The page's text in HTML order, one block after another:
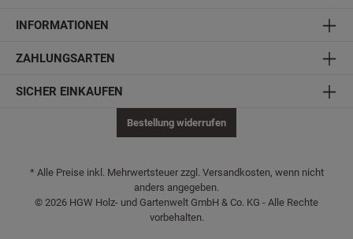
INFORMATIONEN
ZAHLUNGSARTEN
SICHER EINKAUFEN
Bestellung widerrufen
* Alle Preise inkl. Mehrwertsteuer zzgl. Versandkosten, wenn nicht
anders angegeben.
© 2026 HGW Holz- und Gartenwelt GmbH & Co. KG - Alle Rechte
vorbehalten.